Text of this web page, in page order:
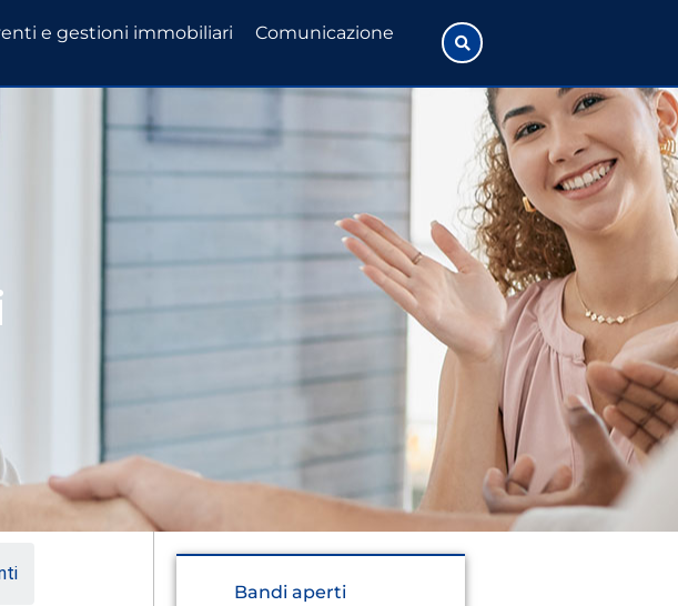
e gestioni immobiliari Comunicazione
Bandi aperti